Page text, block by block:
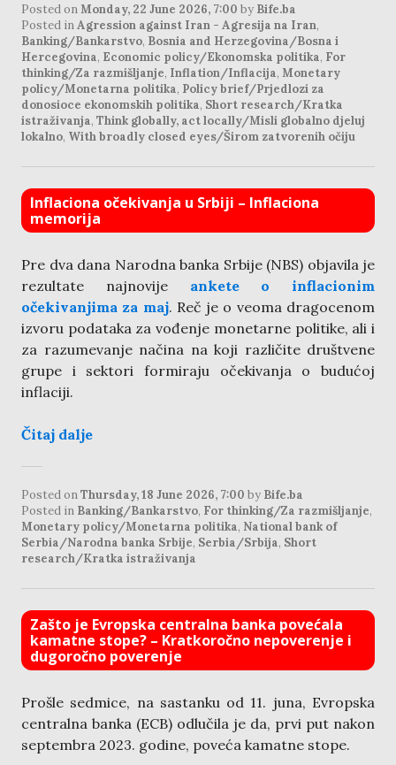
Posted on Monday, 22 June 2026, 7:00 by Bife.ba
Posted inAgression against Iran - Agresija na Iran,
Banking/Bankarstvo, Bosnia and Herzegovina/Bosna i
Hercegovina, Economic policy/Ekonomska politika, For
thinking/Za razmišljanje, Inflation/Inflacija, Monetary
policy/Monetarna politika, Policy brief/Prjedlozi za
donosioce ekonomskih politika, Short research/Kratka
istraživanja, Think globally, act locally/Misli globalno djeluj
lokalno, With broadly closed eyes/Širom zatvorenih očiju
Inflaciona očekivanja u Srbiji – Inflaciona
memorija
Pre dva dana Narodna banka Srbije (NBS) objavila je
rezultate najnovije ankete o inflacionim
očekivanjima za maj. Reč je o veoma dragocenom
izvoru podataka za vođenje monetarne politike, ali i
za razumevanje načina na koji različite društvene
grupe i sektori formiraju očekivanja o budućoj
inflaciji.
Čitaj dalje
Posted onThursday, 18 June 2026, 7:00 by Bife.ba
Posted in Banking/Bankarstvo, For thinking/Za razmišljanje,
Monetary policy/Monetarna politika, National bank of
Serbia/Narodna banka Srbije, Serbia/Srbija, Short
research/Kratka istraživanja
Zašto je Evropska centralna banka povećala
kamatne stope? – Kratkoročno nepoverenje i
dugoročno poverenje
Prošle sedmice, na sastanku od 11. juna, Evropska
centralna banka (ECB) odlučila je da, prvi put nakon
septembra 2023. godine, poveća kamatne stope.